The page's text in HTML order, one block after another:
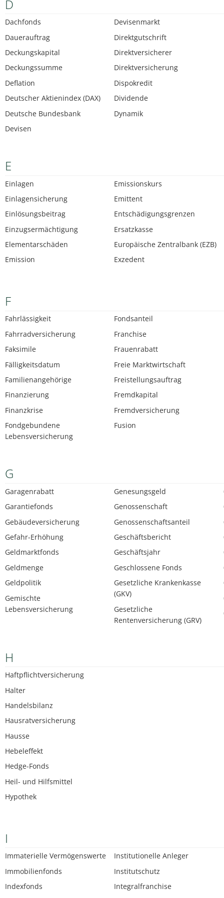
D
Dachfonds
Dauerauftrag
Deckungskapital
Deckungssumme
Deflation
Deutscher Aktienindex (DAX)
Deutsche Bundesbank
Devisen
Devisenmarkt
Direktgutschrift
Direktversicherer
Direktversicherung
Dispokredit
Dividende
Dynamik
E
Einlagen
Einlagensicherung
Einlösungsbeitrag
Einzugsermächtigung
Elementarschäden
Emission
Emissionskurs
Emittent
Entschädigungsgrenzen
Ersatzkasse
Europäische Zentralbank (EZB)
Exzedent
F
Fahrlässigkeit
Fahrradversicherung
Faksimile
Fälligkeitsdatum
Familienangehörige
Finanzierung
Finanzkrise
Fondgebundene
Lebensversicherung
Fondsanteil
Franchise
Frauenrabatt
Freie Marktwirtschaft
Freistellungsauftrag
Fremdkapital
Fremdversicherung
Fusion
G
Garagenrabatt
Garantiefonds
Gebäudeversicherung
Gefahr-Erhöhung
Geldmarktfonds
Geldmenge
Geldpolitik
Gemischte
Lebensversicherung
Genesungsgeld
Genossenschaft
Genossenschaftsanteil
Geschäftsbericht
Geschäftsjahr
Geschlossene Fonds
Gesetzliche Krankenkasse
(GKV)
Gesetzliche
Rentenversicherung (GRV)
H
Haftpflichtversicherung
Halter
Handelsbilanz
Hausratversicherung
Hausse
Hebeleffekt
Hedge-Fonds
Heil- und Hilfsmittel
Hypothek
I
Immaterielle Vermögenswerte
Immobilienfonds
Indexfonds
Institutionelle Anleger
Institutschutz
Integralfranchise